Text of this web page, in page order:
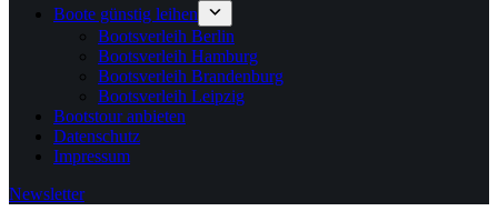
Boote günstig leihen
Bootsverleih Berlin
Bootsverleih Hamburg
Bootsverleih Brandenburg
Bootsverleih Leipzig
Bootstour anbieten
Datenschutz
Impressum
Newsletter